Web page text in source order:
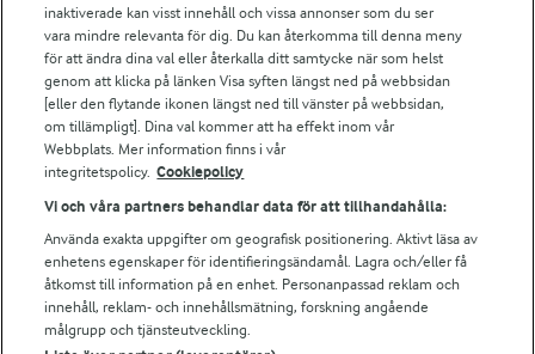
Arla webbshop
Bildbank
Följ oss
inaktiverade kan visst innehåll och vissa annonser som du ser
vara mindre relevanta för dig. Du kan återkomma till denna meny
för att ändra dina val eller återkalla ditt samtycke när som helst
genom att klicka på länken Visa syften längst ned på webbsidan
[eller den flytande ikonen längst ned till vänster på webbsidan,
om tillämpligt]. Dina val kommer att ha effekt inom vår
Webbplats. Mer information finns i vår
integritetspolicy. Cookiepolicy
Vi och våra partners behandlar data för att tillhandahålla:
Använda exakta uppgifter om geografisk positionering. Aktivt läsa av
enhetens egenskaper för identifieringsändamål. Lagra och/eller få
åtkomst till information på en enhet. Personanpassad reklam och
innehåll, reklam- och innehållsmätning, forskning angående
målgrupp och tjänsteutveckling.